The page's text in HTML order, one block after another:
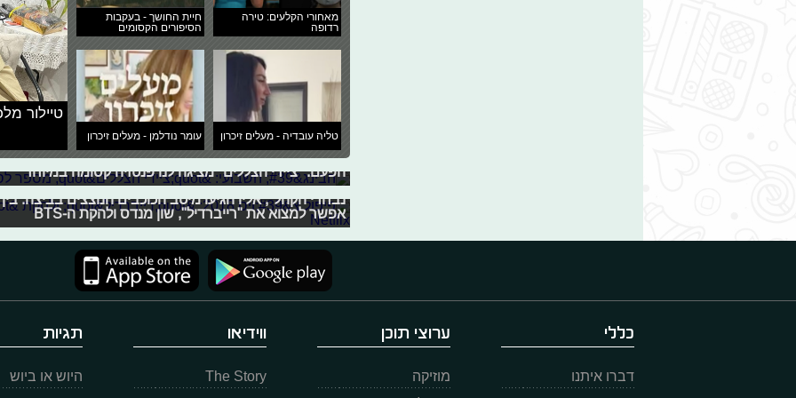
מאחורי הקלעים: טירה
רדופה
חיית החושך - בעקבות
הסיפורים הקסומים
טליה עובדיה - מעלים זיכרון עומר נודלמן - מעלים זיכרון
טיילור
הבינג' השבועי: "ציידי הצללים" מספר
בכל יום חמישי, כתב אחר של ערוץ הבידור ימליץ לכם את
הפעם: "ציידי הצללים" מציגה לנו פנטזיה קסומה במיוחד
פיפול צ'ויס 2018: "רייברדיל" ולהקת "BTS" זוכים
נבחרי הקהל", אליו הגיעו מיטב הכוכבים הנוצצים בביצה.
אפשר למצוא את "רייברדיל", שון מנדס ולהקת ה-BTS
כללי
דברו איתנו
ערוצי תוכן
מוזיקה
ווידיאו
The Story
תגיות
היוש או ביוש